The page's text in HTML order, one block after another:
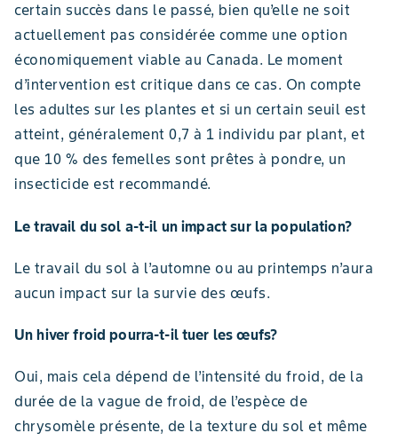
certain succès dans le passé, bien qu’elle ne soit
actuellement pas considérée comme une option
économiquement viable au Canada. Le moment
d’intervention est critique dans ce cas. On compte
les adultes sur les plantes et si un certain seuil est
atteint, généralement 0,7 à 1 individu par plant, et
que 10 % des femelles sont prêtes à pondre, un
insecticide est recommandé.
Le travail du sol a-t-il un impact sur la population?
Le travail du sol à l’automne ou au printemps n’aura
aucun impact sur la survie des œufs.
Un hiver froid pourra-t-il tuer les œufs?
Oui, mais cela dépend de l’intensité du froid, de la
durée de la vague de froid, de l’espèce de
chrysomèle présente, de la texture du sol et même